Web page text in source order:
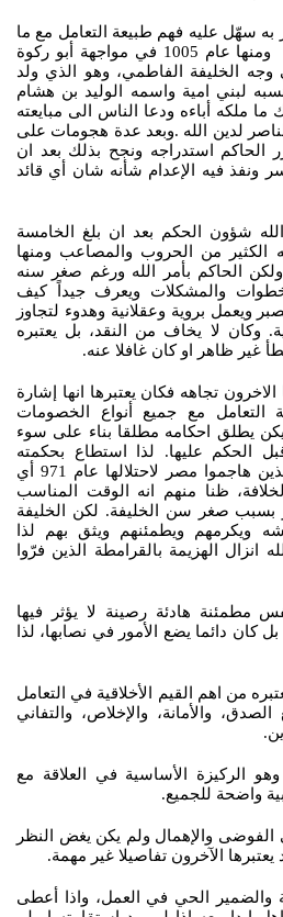
سهّل عليه فهم طبيعة التعامل مع ما
واجهه من مشاكل وصعوبات ومنها عام 1005 في مواجهة أبو ركوة
الخليفة الفاطمي، وهو الذي ولد
لبني امية واسمه الوليد بن هشام
ملكه أباءه ودعا الناس الى مبايعته
لدين الله .وبعد عدة هجومات على
استدراجه ونجح بذلك بعد ان
ونفذ فيه الإعدام شأنه شان أي قائد
شؤون الحكم بعد ان بلغ الخامسة
من الحروب والمصاعب ومنها
الحاكم بأمر الله ورغم صغر سنه
والمشكلات ويعرف جيداً كيف
ويعمل بروية وعقلانية وهدوء لتجاوز
وكان لا يخاف من النقد، بل يعتبره
ظاهر او كان غافلا عنه.
تجاهه فكان يعتبرها انها إشارة
مع جميع أنواع الخصومات
يطلق احكامه مطلقا بناء على سوء
الحكم عليها. لذا استطاع بحكمته
وحنكته ان يهزم القرامطة الذين هاجموا مصر لاحتلالها عام 971 أي
ظنا منهم انه الوقت المناسب
صغر سن الخليفة. لكن الخليفة
ويكرمهم ويطمئنهم ويثق بهم لذا
الهزيمة بالقرامطة الذين فرّوا
هادئة رصينة لا يؤثر فيها
كان دائما يضع الأمور في نصابها، لذا
من اهم القيم الأخلاقية في التعامل
والأمانة، والإخلاص، والتفاني
الركيزة الأساسية في العلاقة مع
واضحة للجميع.
والإهمال ولم يكن يغض النظر
الآخرون تفاصيلا غير مهمة.
والضمير الحي في العمل، واذا أعطى